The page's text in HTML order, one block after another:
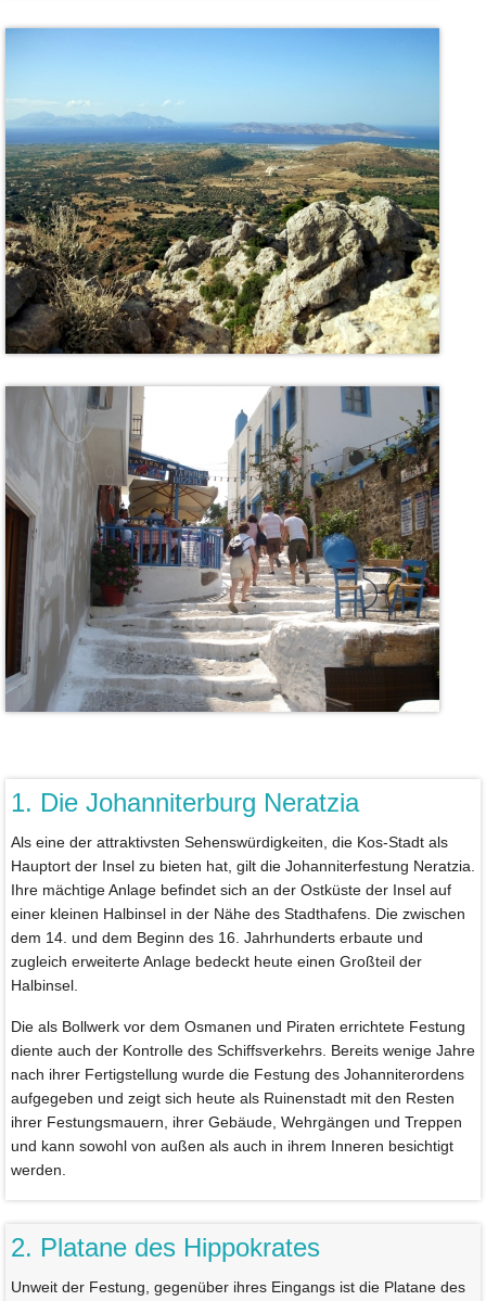
1. Die Johanniterburg Neratzia
Als eine der attraktivsten Sehenswürdigkeiten, die Kos-Stadt als
Hauptort der Insel zu bieten hat, gilt die Johanniterfestung Neratzia.
Ihre mächtige Anlage befindet sich an der Ostküste der Insel auf
einer kleinen Halbinsel in der Nähe des Stadthafens. Die zwischen
dem 14. und dem Beginn des 16. Jahrhunderts erbaute und
zugleich erweiterte Anlage bedeckt heute einen Großteil der
Halbinsel.
Die als Bollwerk vor dem Osmanen und Piraten errichtete Festung
diente auch der Kontrolle des Schiffsverkehrs. Bereits wenige Jahre
nach ihrer Fertigstellung wurde die Festung des Johanniterordens
aufgegeben und zeigt sich heute als Ruinenstadt mit den Resten
ihrer Festungsmauern, ihrer Gebäude, Wehrgängen und Treppen
und kann sowohl von außen als auch in ihrem Inneren besichtigt
werden.
2. Platane des Hippokrates
Unweit der Festung, gegenüber ihres Eingangs ist die Platane des